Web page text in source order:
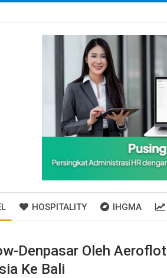
HOSPITALITY IHGMA
Denpasar Oleh Aeroflot
Ke Bali